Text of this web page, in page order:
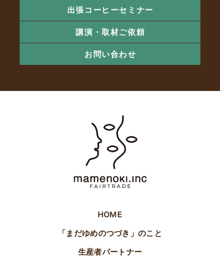
出張コーヒーセミナー
講演・取材ご依頼
お問い合わせ
HOME
「まだゆめのつづき」のこと
生産者パートナー